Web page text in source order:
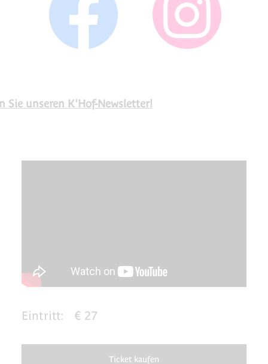
Sie unseren K'Hof-Newsletter!
Eintritt: € 27
Ticket kaufen